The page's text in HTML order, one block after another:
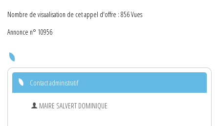
Nombre de visualisation de cet appel d'offre : 856 Vues
Annonce n° 10956
Contact administratif
MAIRE SALVERT DOMINIQUE